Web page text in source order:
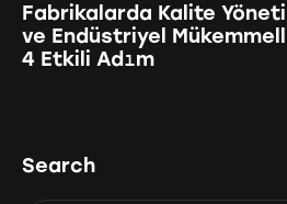
Fabrikalarda Kalite
ve Endüstriyel
4 Etkili Adım
Search